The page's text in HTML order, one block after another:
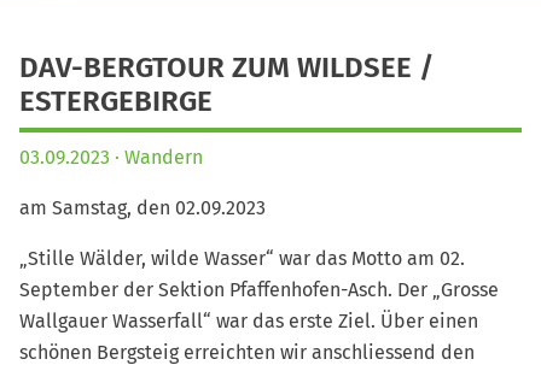
DAV-BERGTOUR ZUM WILDSEE /
ESTERGEBIRGE
03.09.2023 Wandern
am Samstag, den 02.09.2023
„Stille Wälder, wilde Wasser“ war das Motto am 02.
September der Sektion Pfaffenhofen-Asch. Der „Grosse
Wallgauer Wasserfall“ war das erste Ziel. Über einen
schönen Bergsteig erreichten wir anschliessend den